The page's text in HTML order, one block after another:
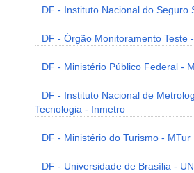
DF - Instituto Nacional do Seguro
DF - Órgão Monitoramento Teste
DF - Ministério Público Federal -
DF - Instituto Nacional de
Tecnologia - Inmetro
DF - Ministério do Turismo - MTur
DF - Universidade de Brasília -